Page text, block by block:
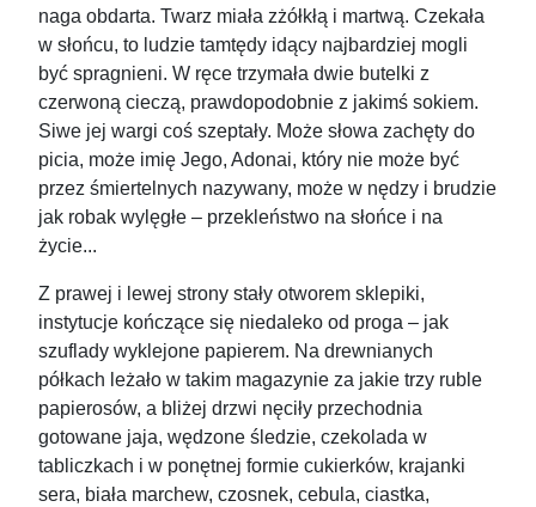
naga obdarta. Twarz miała zżółkłą i martwą. Czekała
w słońcu, to ludzie tamtędy idący najbardziej mogli
być spragnieni. W ręce trzymała dwie butelki z
czerwoną cieczą, prawdopodobnie z jakimś sokiem.
Siwe jej wargi coś szeptały. Może słowa zachęty do
picia, może imię Jego, Adonai, który nie może być
przez śmiertelnych nazywany, może w nędzy i brudzie
jak robak wylęgłe – przekleństwo na słońce i na
życie...
Z prawej i lewej strony stały otworem sklepiki,
instytucje kończące się niedaleko od proga – jak
szuflady wyklejone papierem. Na drewnianych
półkach leżało w takim magazynie za jakie trzy ruble
papierosów, a bliżej drzwi nęciły przechodnia
gotowane jaja, wędzone śledzie, czekolada w
tabliczkach i w ponętnej formie cukierków, krajanki
sera, biała marchew, czosnek, cebula, ciastka,